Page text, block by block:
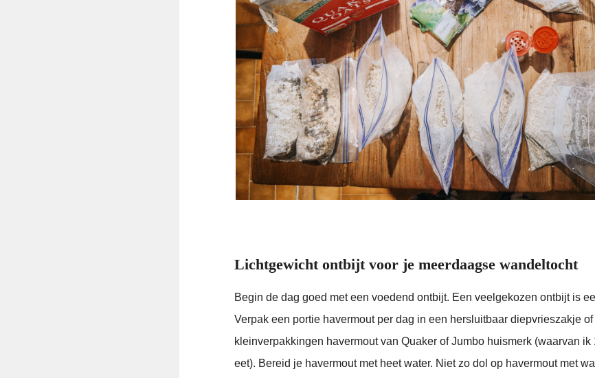
Lichtgewicht ontbijt voor je meerdaagse wandeltocht
Begin de dag goed met een voedend ontbijt. Een veelgekozen ontbijt is
Verpak een portie havermout per dag in een hersluitbaar diepvrieszakje of
kleinverpakkingen havermout van Quaker of Jumbo huismerk (waarvan ik
eet). Bereid je havermout met heet water. Niet zo dol op havermout met